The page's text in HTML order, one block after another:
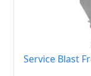
Service Blast